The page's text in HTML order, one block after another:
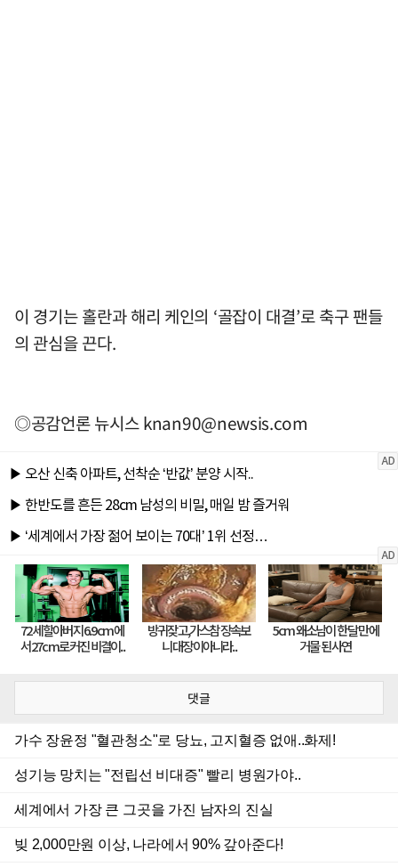
이 경기는 홀란과 해리 케인의 ‘골잡이 대결’로 축구 팬들
의 관심을 끈다.
◎공감언론 뉴시스knan90@newsis.com
댓글